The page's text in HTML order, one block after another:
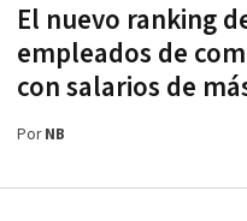
El nuevo ranking
empleados de
con salarios de
PorNB